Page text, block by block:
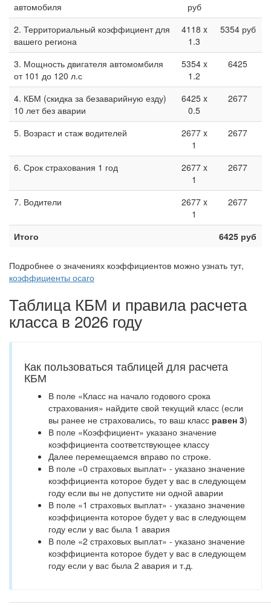
автомобиля
руб
2. Территориальный коэффициент для
вашего региона
4118 x
1.3
5354 руб
3. Мощность двигателя автомомбиля
от 101 до 120 л.с
5354 x
1.2
6425
4. КБМ (скидка за безаварийную езду)
10 лет без аварии
6425 x
0.5
2677
5. Возраст и стаж водителей
2677 x
1
2677
6. Срок страхования 1 год
2677 x
1
2677
7. Водители
2677 x
1
2677
Итого 6425 руб
Подробнее о значениях коэффициентов можно узнать тут,
коэффициенты осаго
Таблица КБМ и правила расчета
класса в 2026 году
Как пользоваться таблицей для расчета
КБМ
В поле «Класс на начало годового срока
страхования» найдите свой текущий класс (если
вы ранее не страховались, то ваш класс равен 3)
В поле «Коэффициент» указано значение
коэффициента соответствующее классу
Далее перемещаемся вправо по строке.
В поле «0 страховых выплат» - указано значение
коэффициента которое будет у вас в следующем
году если вы не допустите ни одной аварии
В поле «1 страховых выплат» - указано значение
коэффициента которое будет у вас в следующем
году если у вас была 1 авария
В поле «2 страховых выплат» - указано значение
коэффициента которое будет у вас в следующем
году если у вас была 2 авария и т.д.